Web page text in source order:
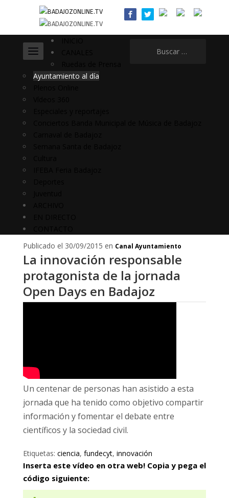
Ayuntamiento al día
Publicado el 30/09/2015 en Canal Ayuntamiento
La innovación responsable
protagonista de la jornada
Open Days en Badajoz
Un centenar de personas han asistido a esta
jornada que ha tenido como objetivo compartir
información y fomentar el debate entre
científicos y la sociedad civil.
Etiquetas: ciencia, fundecyt, innovación
Inserta este vídeo en otra web! Copia y pega el
código siguiente: